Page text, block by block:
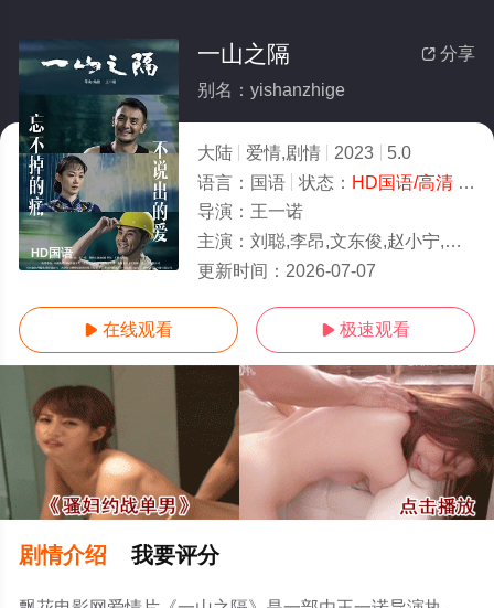
HD国语
 分享
一山之隔
别名：yishanzhige
大陆 爱情,剧情 2023
5.0
语言： 国语 状态： HD国语/高清- 免费在线观看
导演： 王一诺
主演： 刘聪,李昂,文东俊,赵小宁,崔宏利,钟小丹,聂永新,黄博斯,卜文革,文江,刘勇,吴长明
更新时间： 2026-07-07
 在线观看  极速观看
剧情介绍 我要评分